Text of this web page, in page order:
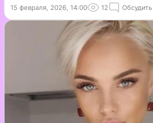
15 февраля, 2026, 14:00 12 Обсудить